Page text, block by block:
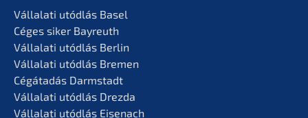
Vállala­ti utódlás Basel
Céges siker Bayreuth
Vállala­ti utódlás Berlin
Vállala­ti utódlás Bremen
Cégáta­dás Darmstadt
Vállala­ti utódlás Drezda
Vállala­ti utódlás Eisenach